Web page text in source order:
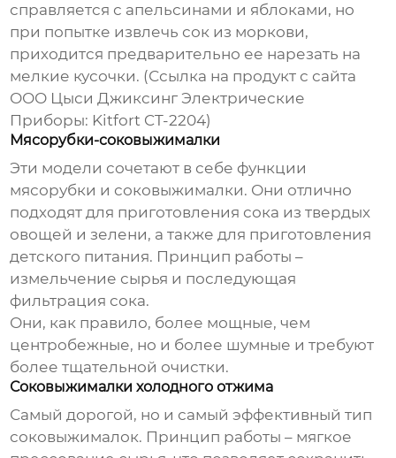
справляется с апельсинами и яблоками, но
при попытке извлечь сок из моркови,
приходится предварительно ее нарезать на
мелкие кусочки. (Ссылка на продукт с сайта
ООО Цыси Джиксинг Электрические
Приборы: Kitfort CT-2204)
Мясорубки-соковыжималки
Эти модели сочетают в себе функции
мясорубки и соковыжималки. Они отлично
подходят для приготовления сока из твердых
овощей и зелени, а также для приготовления
детского питания. Принцип работы –
измельчение сырья и последующая
фильтрация сока.
Они, как правило, более мощные, чем
центробежные, но и более шумные и требуют
более тщательной очистки.
Соковыжималки холодного отжима
Самый дорогой, но и самый эффективный тип
соковыжималок. Принцип работы – мягкое